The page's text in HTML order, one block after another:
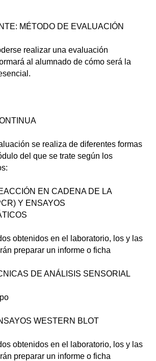
MÉTODO DE EVALUACIÓN
realizar una evaluación
al alumnado de cómo será la
se realiza de diferentes formas
del que se trate según los
EN CADENA DE LA
Y ENSAYOS
obtenidos en el laboratorio, los y las
preparar un informe o ficha
DE ANÁLISIS SENSORIAL
WESTERN BLOT
obtenidos en el laboratorio, los y las
preparar un informe o ficha